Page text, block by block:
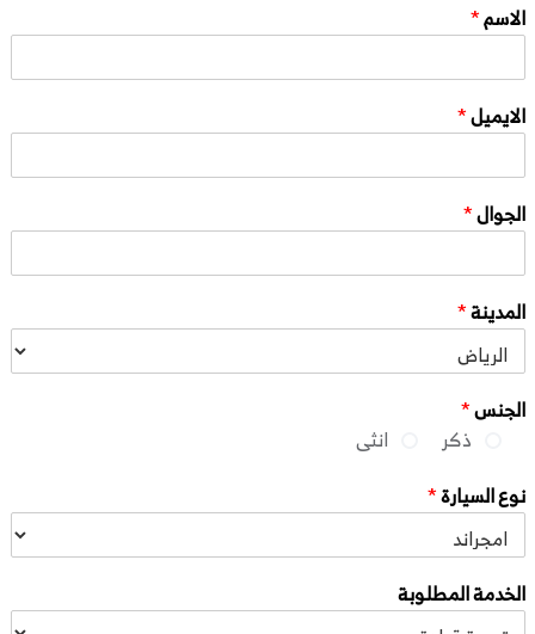
الاسم*
الايميل*
الجوال*
المدينة*
الجنس*
ذكر
انثى
نوع السيارة*
الخدمة المطلوبة